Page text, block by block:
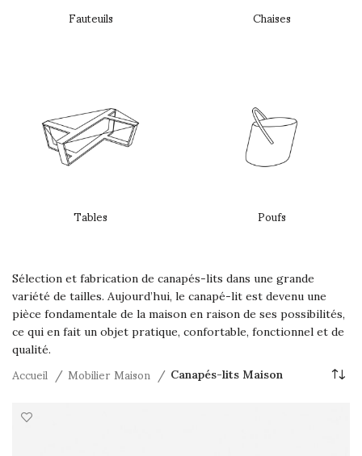
Fauteuils Chaises
Tables Poufs
Sélection et fabrication de canapés-lits dans une grande
variété de tailles. Aujourd’hui, le canapé-lit est devenu une
pièce fondamentale de la maison en raison de ses possibilités,
ce qui en fait un objet pratique, confortable, fonctionnel et de
qualité.
Accueil Mobilier Maison Canapés-lits Maison